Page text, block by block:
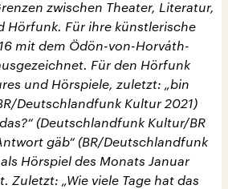
zwischen Theater, Literatur,
Hörfunk. Für ihre künstlerische
mit dem Ödön-von-Horváth-
Für den Hörfunk
und Hörspiele, zuletzt: „bin
Deutschlandfunk Kultur 2021)
(Deutschlandfunk Kultur/BR
gäb“ (BR/Deutschlandfunk
Hörspiel des Monats Januar
Zuletzt: „Wie viele Tage hat das